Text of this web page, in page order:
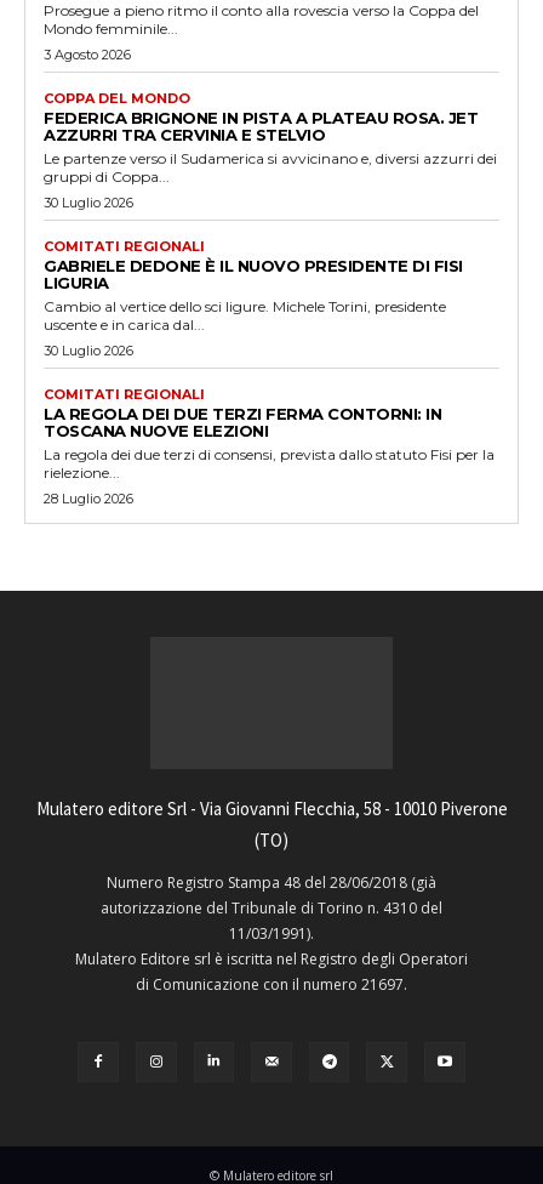
Prosegue a pieno ritmo il conto alla rovescia verso la Coppa del
Mondo femminile...
3 Agosto 2026
COPPA DEL MONDO
FEDERICA BRIGNONE IN PISTA A PLATEAU ROSA. JET
AZZURRI TRA CERVINIA E STELVIO
Le partenze verso il Sudamerica si avvicinano e, diversi azzurri dei
gruppi di Coppa...
30 Luglio 2026
COMITATI REGIONALI
GABRIELE DEDONE È IL NUOVO PRESIDENTE DI FISI
LIGURIA
Cambio al vertice dello sci ligure. Michele Torini, presidente
uscente e in carica dal...
30 Luglio 2026
COMITATI REGIONALI
LA REGOLA DEI DUE TERZI FERMA CONTORNI: IN
TOSCANA NUOVE ELEZIONI
La regola dei due terzi di consensi, prevista dallo statuto Fisi per la
rielezione...
28 Luglio 2026
Mulatero editore Srl - Via Giovanni Flecchia, 58 - 10010 Piverone
(TO)
Numero Registro Stampa 48 del 28/06/2018 (già
autorizzazione del Tribunale di Torino n. 4310 del
11/03/1991).
Mulatero Editore srl è iscritta nel Registro degli Operatori
di Comunicazione con il numero 21697.
© Mulatero editore srl